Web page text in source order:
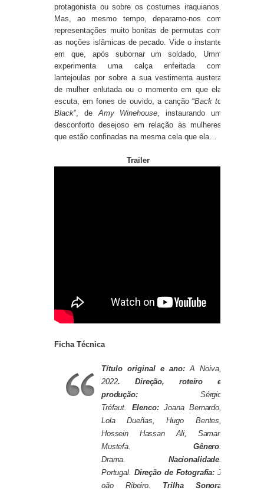
protagonista ou sobre os costumes iraquianos.
Mas, ao mesmo tempo, deparamo-nos com
representações muito bonitas de permutas com
as noções islâmicas de pecado. Vide o instante
em que, após subornar um soldado, Umm
experimenta uma calça enfeitada com
lantejoulas por sobre a sua vestimenta austera
de mulher enlutada ou o momento em que ela
escuta, em fones de ouvido, a canção “Back to
Black”, de Amy Winehouse , instaurando um
desconforto desejoso em relação às mulheres
que estão confinadas na mesma cela que ela…
Trailer
Ficha Técnica
Título original e ano: A Noiva,
2022.Direção, roteiro e
produção: Sérgio
Tréfaut. Elenco:Joana Bernardo,
Lola Dueñas, Hugo Bentes,
Hossein Hassan Ali, Saman
Mustefa. Gênero:
Drama. Nacionalidade:
Portugal. Direção deFotografia:J
oão Ribeiro. Trilha Sonora